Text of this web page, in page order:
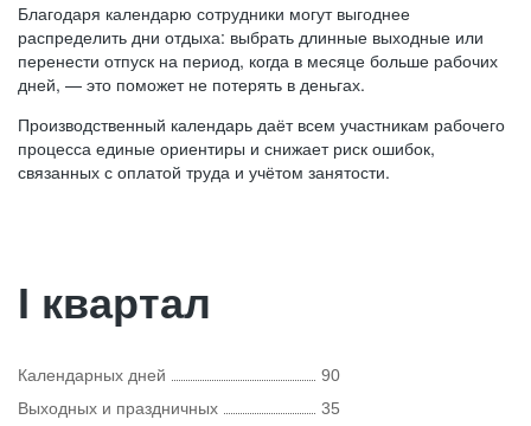
Благодаря календарю сотрудники могут выгоднее
распределить дни отдыха: выбрать длинные выходные или
перенести отпуск на период, когда в месяце больше рабочих
дней, — это поможет не потерять в деньгах.
Производственный календарь даёт всем участникам рабочего
процесса единые ориентиры и снижает риск ошибок,
связанных с оплатой труда и учётом занятости.
I квартал
Календарных дней
90
Выходных и праздничных
35